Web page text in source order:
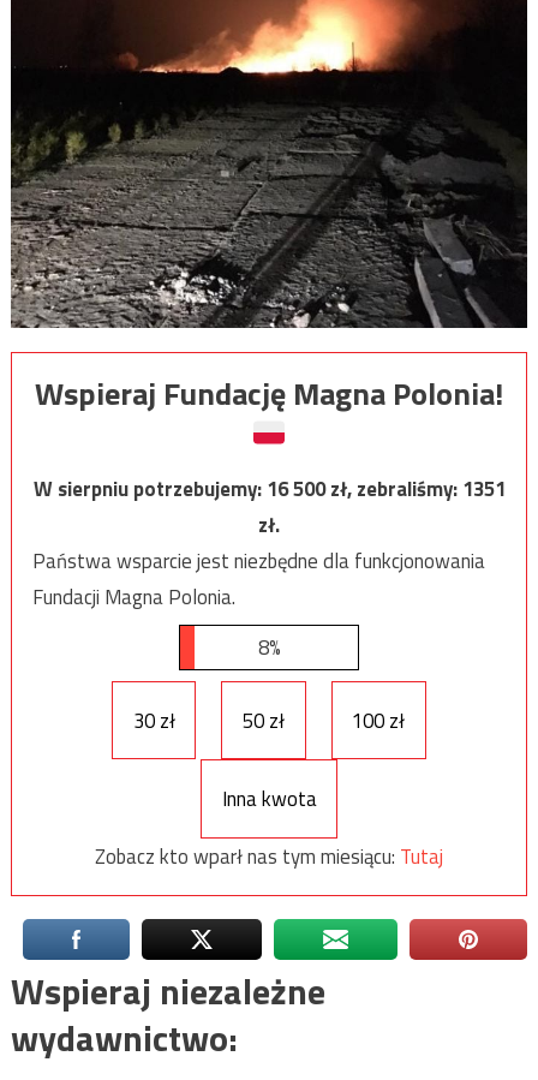
Wspieraj Fundację Magna Polonia!
W sierpniu potrzebujemy:16 500zł, zebraliśmy:1351
zł.
Państwa wsparcie jest niezbędne dla funkcjonowania
Fundacji Magna Polonia.
8%
30 zł 50 zł 100 zł
Inna kwota
Zobacz kto wparł nas tym miesiącu: Tutaj
Wspieraj niezależne
wydawnictwo: